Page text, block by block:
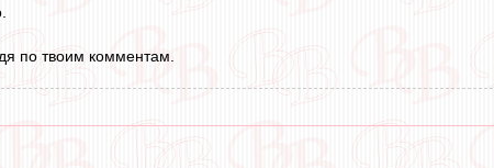
по твоим комментам.